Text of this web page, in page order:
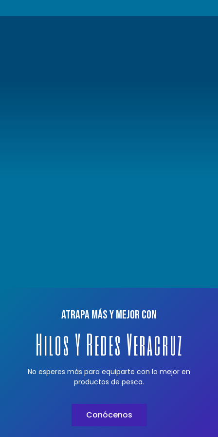
Atrapa más y mejor con
Hilos Y Redes Veracruz
No esperes más para equiparte con lo mejor en
productos de pesca.
Conócenos